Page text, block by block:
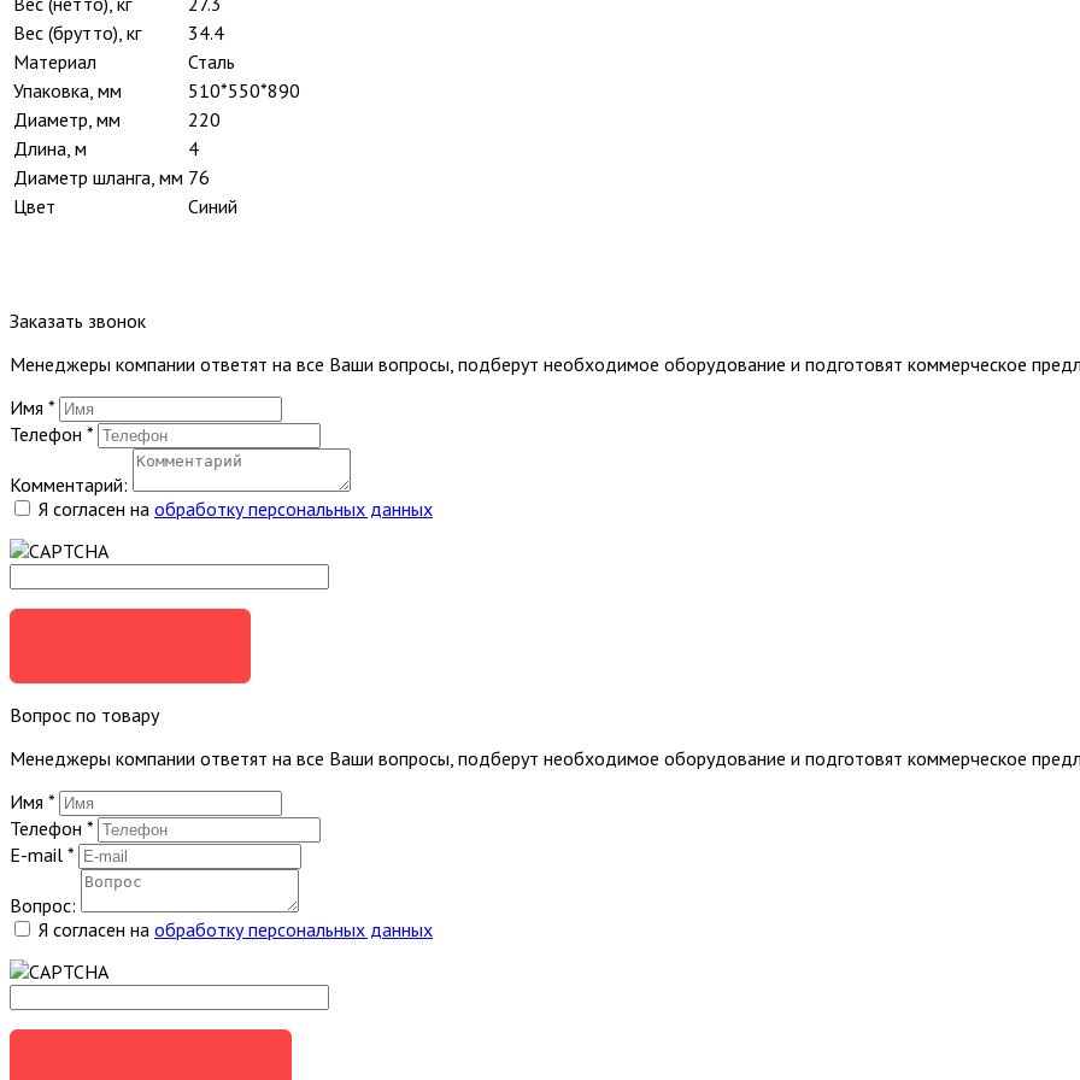
Вес (брутто), кг
34.4
Материал
Сталь
Упаковка, мм
510*550*890
Диаметр, мм
220
Длина, м
4
Диаметр шланга, мм 76
Цвет
Синий
Заказать звонок
Менеджеры компании ответят на все Ваши вопросы, подберут необходимое оборудование и подготовят коммерческое
Имя *
Телефон *
Комментарий:
Я согласен на обработку персональных данных
Вопрос по товару
Менеджеры компании ответят на все Ваши вопросы, подберут необходимое оборудование и подготовят коммерческое
Имя *
Телефон *
E-mail *
Вопрос:
Я согласен на обработку персональных данных